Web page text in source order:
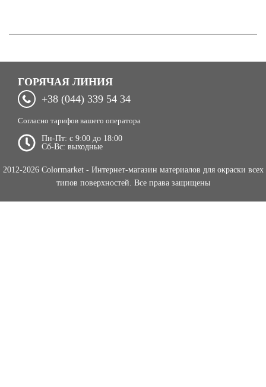
ГОРЯЧАЯ ЛИНИЯ
+38 (044) 339 54 34
Согласно тарифов вашего оператора
Пн-Пт: c 9:00 до 18:00
Сб-Вс: выходные
2012-2026 Colormarket - Интернет-магазин материалов для окраски всех
типов поверхностей. Все права защищены